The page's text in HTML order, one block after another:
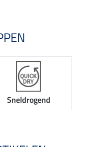
Sneldrogend